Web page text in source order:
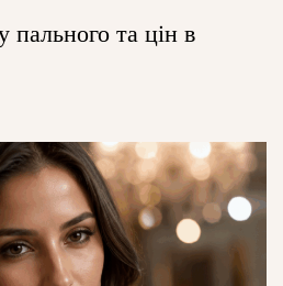
пального та цін в